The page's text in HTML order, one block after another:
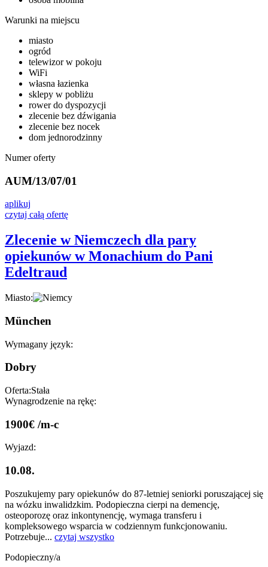
Warunki na miejscu
miasto
ogród
telewizor w pokoju
WiFi
własna łazienka
sklepy w pobliżu
rower do dyspozycji
zlecenie bez dźwigania
zlecenie bez nocek
dom jednorodzinny
Numer oferty
AUM/13/07/01
aplikuj
czytaj całą ofertę
Zlecenie w Niemczech dla pary
opiekunów w Monachium do Pani
Edeltraud
Miasto:
München
Wymagany język:
Dobry
Oferta:Stała
Wynagrodzenie na rękę:
1900€ /m-c
Wyjazd:
10.08.
Poszukujemy pary opiekunów do 87-letniej seniorki poruszającej się
na wózku inwalidzkim. Podopieczna cierpi na demencję,
osteoporozę oraz inkontynencję, wymaga transferu i
kompleksowego wsparcia w codziennym funkcjonowaniu.
Potrzebuje... czytaj wszystko
Podopieczny/a